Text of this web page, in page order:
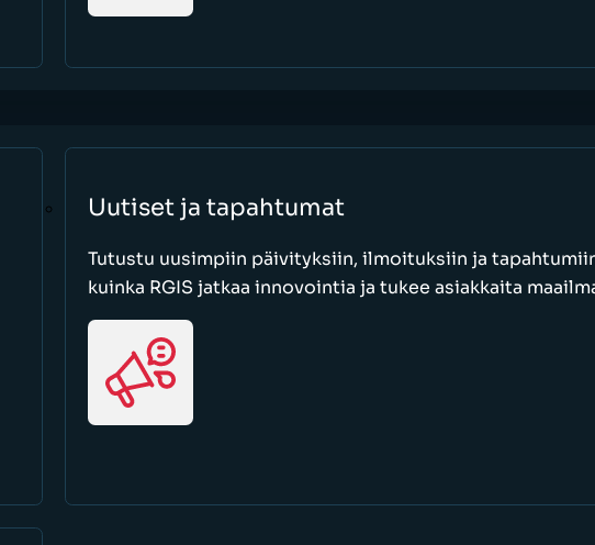
Uutiset ja tapahtumat
Tutustu uusimpiin päivityksiin, ilmoituksiin ja
kuinka RGIS jatkaa innovointia ja tukee asiakkaita